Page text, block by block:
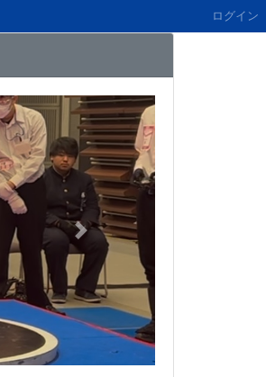
ログイン
Next